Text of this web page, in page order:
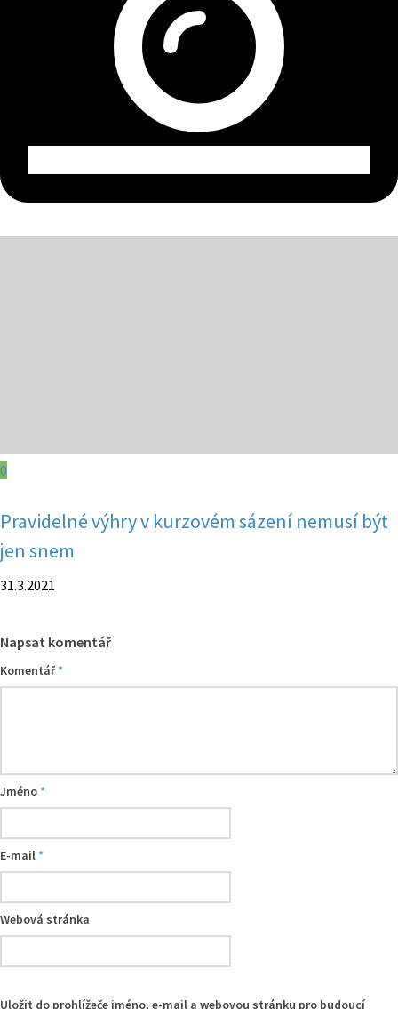
0
Pravidelné výhry v kurzovém sázení nemusí být
jen snem
31.3.2021
Napsat komentář
Komentář*
Jméno*
E-mail*
Webová stránka
Uložit do prohlížeče jméno, e-mail a webovou stránku pro budoucí